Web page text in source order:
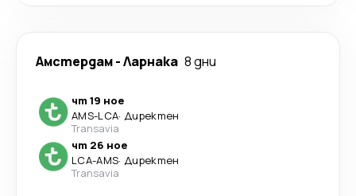
Амстердам-Ларнака 8 дни
чт 19 ное
AMS-LCA· Директен
Transavia
чт 26 ное
LCA-AMS· Директен
Transavia